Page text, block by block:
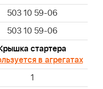
503 10 59-06
503 10 59-06
стартера
в агрегатах
1